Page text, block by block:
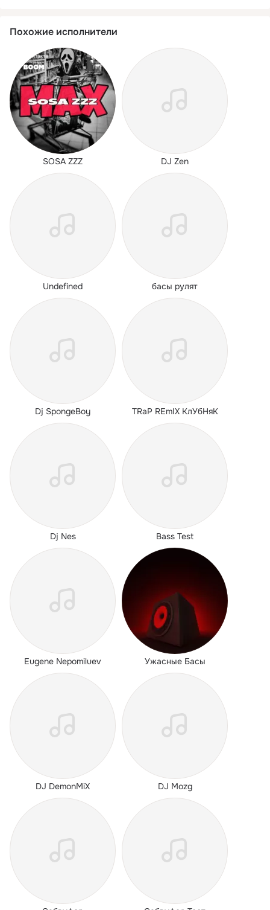
Похожие исполнители
SOSA ZZZ DJ Zen
Undefined басы рулят
Dj SpongeBoy TRaP REmIX КлУбНяК
Dj Nes Bass Test
Eugene Nepomiluev Ужасные Басы
DJ DemonMiX DJ Mozg